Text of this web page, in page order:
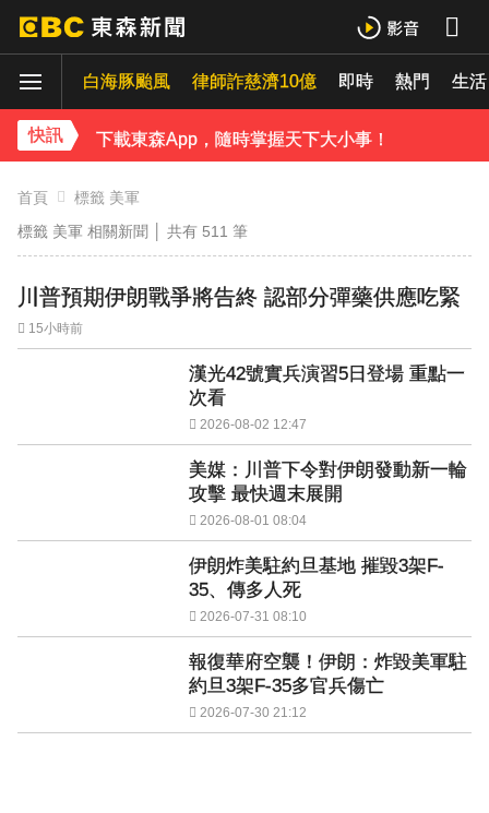
白海豚颱風 律師詐慈濟10億 即時 熱門 生活
快訊
下載東森App，隨時掌握天下大小事！
《理財達人秀》X 安聯投信免費講座報名中！搶先卡位 2027
下載東森App，隨時掌握天下大小事！
首頁
標籤 美軍
標籤 美軍 相關新聞 │ 共有 511 筆
川普預期伊朗戰爭將告終 認部分彈藥供應吃緊
15小時前
漢光42號實兵演習5日登場 重點一
次看
2026-08-02 12:47
美媒：川普下令對伊朗發動新一輪
攻擊 最快週末展開
2026-08-01 08:04
伊朗炸美駐約旦基地 摧毀3架F-
35、傳多人死
2026-07-31 08:10
報復華府空襲！伊朗：炸毀美軍駐
約旦3架F-35多官兵傷亡
2026-07-30 21:12